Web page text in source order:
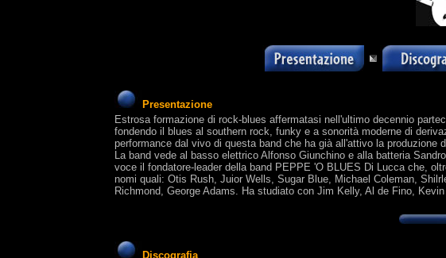
Presentazione
Estrosa formazione di rock-blues affermatasi nell'ultimo decennio
fondendo il blues al southern rock, funky e a sonorità moderne di
performance dal vivo di questa band che ha già all'attivo la produzione
La band vede al basso elettrico Alfonso Giunchino e alla batteria
voce il fondatore-leader della band PEPPE 'O BLUES Di Lucca che,
nomi quali: Otis Rush, Juior Wells, Sugar Blue, Michael Coleman,
Richmond, George Adams. Ha studiato con Jim Kelly, Al de Fino,
Discografia